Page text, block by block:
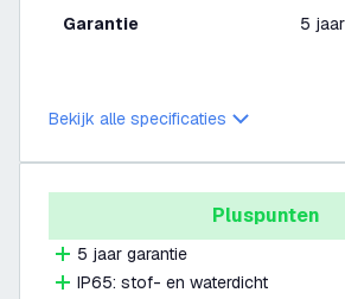
Garantie 5 jaar
Bekijk alle specificaties
Pluspunten
5 jaar garantie
IP65: stof- en waterdicht